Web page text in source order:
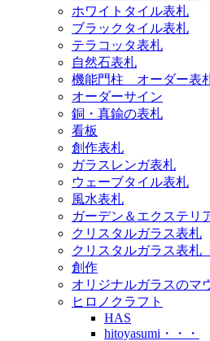
ホワイトタイル表札
ブラックタイル表札
テラコッタ表札
自然石表札
機能門柱 オーダー表
オーダーサイン
銅・真鍮の表札
看板
創作表札
ガラスレンガ表札
ウェーブタイル表札
風水表札
ガーデン＆エクステリ
クリスタルガラス表札
クリスタルガラス表札
創作
オリジナルガラスのマ
ヒロノクラフト
HAS
hitoyasumi・・・